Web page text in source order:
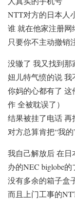
NTT对方的日本
谁 就在他家注册网
只要你不主动撤销
没辙了 我又找到那
妞儿特气愤的说 我
你妈的心都有了 这
作 全被耽误了）
结果被挂了电话
对方总算肯把“我
我自己解放后 在
办的NEC biglobe
没有多余的箱子盒
而且上门工事的